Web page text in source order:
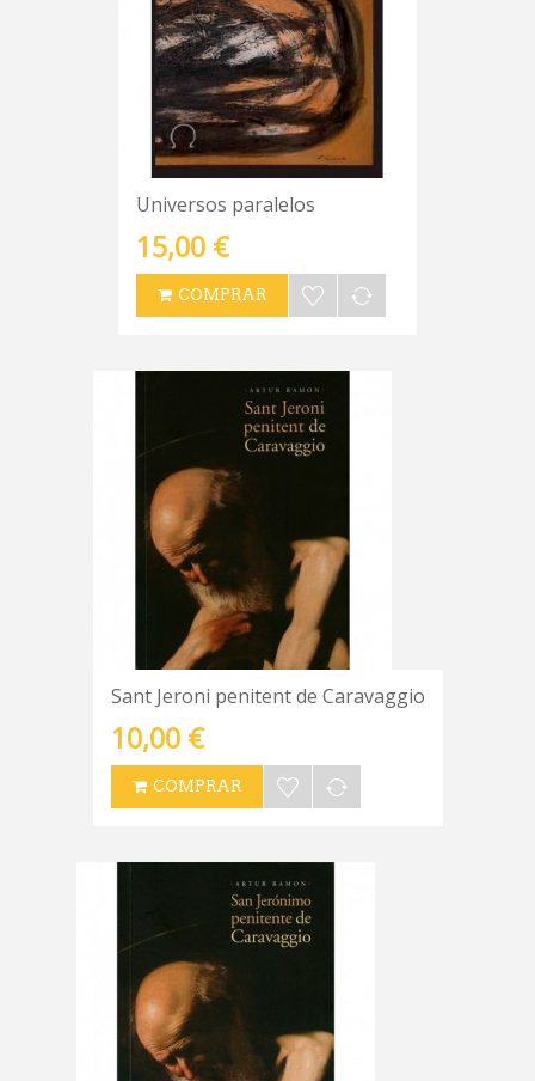
Universos paralelos
15,00 €
COMPRAR
Sant Jeroni penitent de Caravaggio
10,00 €
COMPRAR